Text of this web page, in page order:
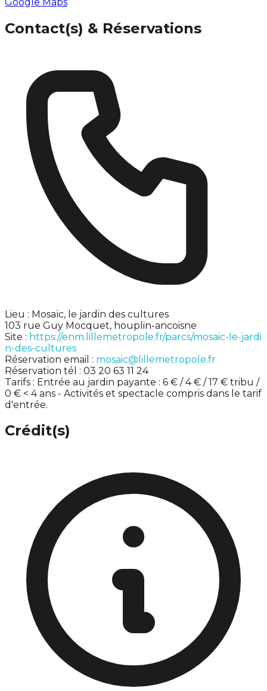
Contact(s) & Réservations
Lieu : Mosaïc, le jardin des cultures
103 rue Guy Mocquet, houplin-ancoisne
Site : https://enm.lillemetropole.fr/parcs/mosaic-le-jardi
n-des-cultures
Réservation email : mosaic@lillemetropole.fr
Réservation tél : 03 20 63 11 24
Tarifs : Entrée au jardin payante : 6 € / 4 € / 17 € tribu /
0 € < 4 ans - Activités et spectacle compris dans le tarif
d'entrée.
Crédit(s)